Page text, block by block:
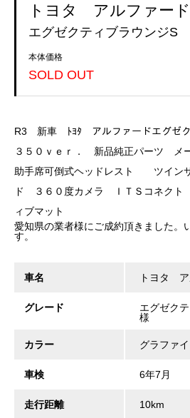
トヨタ アルファード
エグゼクティブラウンジS
本体価格
SOLD OUT
R3 新車 ﾄﾖﾀ アルファードエグゼ
３５０ｖｅｒ． 新品純正パーツ メ
助手席可倒式ヘッドレスト ツイン
ド ３６０度カメラ ＩＴＳコネク
ィブマット
愛知県の業者様にご成約頂きました。
す。
車名 トヨタ ア
グレード
エグゼク
様
カラー グラファ
車検 6年7月
走行距離 10km